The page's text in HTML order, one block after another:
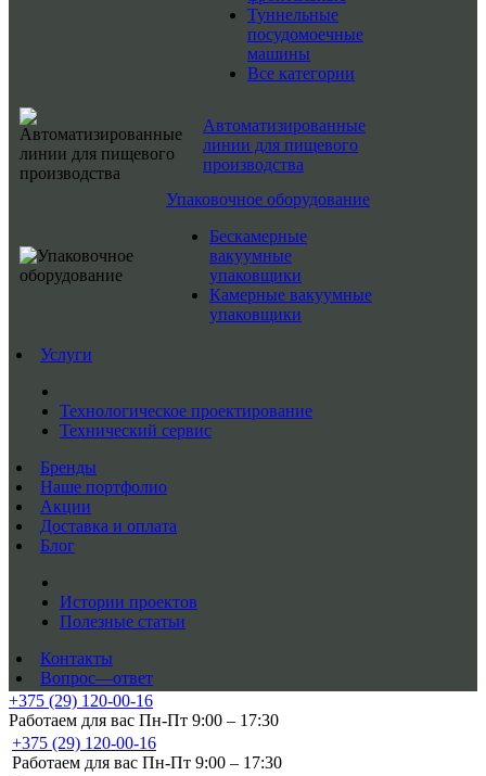
Туннельные
посудомоечные
машины
Все категории
Автоматизированные
линии для пищевого
производства
Упаковочное оборудование
Бескамерные
вакуумные
упаковщики
Камерные вакуумные
упаковщики
Услуги
Технологическое проектирование
Технический сервис
Бренды
Наше портфолио
Акции
Доставка и оплата
Блог
Истории проектов
Полезные статьи
Контакты
Вопрос—ответ
+375 (29) 120-00-16
Работаем для вас Пн-Пт 9:00 – 17:30
+375 (29) 120-00-16
Работаем для вас Пн-Пт 9:00 – 17:30